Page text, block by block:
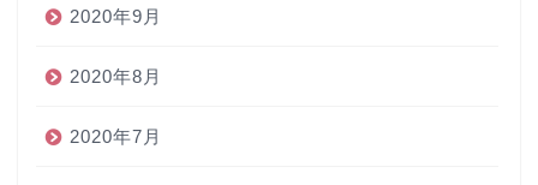
2020年9月
2020年8月
2020年7月